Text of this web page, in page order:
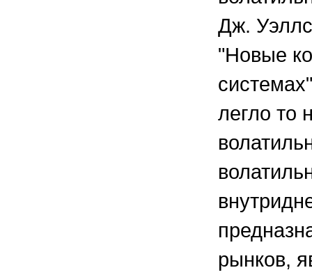
Дж.
"Новые
легло то
рынков,